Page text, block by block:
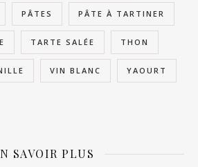
PÂTES PÂTE À TARTINER
TARTE SALÉE THON
VIN BLANC YAOURT
SAVOIR PLUS